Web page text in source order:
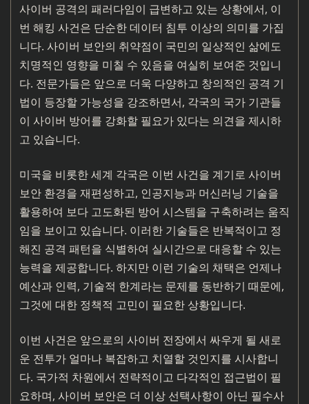
사이버 공격의 패러다임이 급변하고 있는 상황에서, 이
번 해킹 사건은 단순한 데이터 침투 이상의 의미를 가집
니다. 사이버 보안의 취약점이 국민의 일상적인 삶에도
치명적인 영향을 미칠 수 있음을 여실히 보여준 것입니
다. 전문가들은 앞으로 더욱 다양하고 창의적인 공격 기
법이 등장할 가능성을 강조하면서, 각국의 국가 기관들
이 사이버 방어를 강화할 필요가 있다는 의견을 제시하
고 있습니다.
미국을 비롯한 세계 각국은 이번 사건을 계기로 사이버
보안 환경을 재편성하고, 인공지능과 머신러닝 기술을
활용하여 보다 고도화된 방어 시스템을 구축하려는 움직
임을 보이고 있습니다. 이러한 기술들은 반복적이고 정
해진 공격 패턴을 식별하여 실시간으로 대응할 수 있는
능력을 제공합니다. 하지만 이런 기술의 채택은 언제나
예산과 인력, 기술적 한계라는 문제를 동반하기 때문에,
그것에 대한 정책적 고민이 필요한 상황입니다.
이번 사건은 앞으로의 사이버 전장에서 싸우게 될 새로
운 전투가 얼마나 복잡하고 치열할 것인지를 시사합니
다. 국가적 차원에서 전략적이고 다각적인 접근법이 필
요하며, 사이버 보안은 더 이상 선택사항이 아닌 필수사